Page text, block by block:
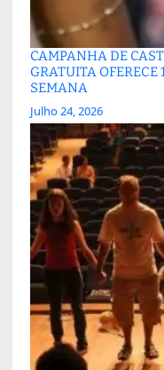
CAMPANHA DE
GRATUITA
SEMANA
Julho 24, 2026